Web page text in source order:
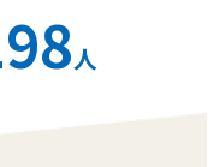
人